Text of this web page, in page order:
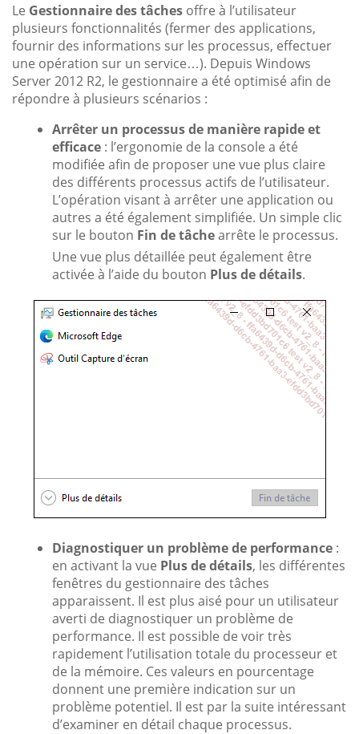
Le Gestionnaire des tâches offre à l’utilisateur
plusieurs fonctionnalités (fermer des applications,
fournir des informations sur les processus, effectuer
une opération sur un service…). Depuis Windows
Server 2012 R2, le gestionnaire a été optimisé afin de
répondre à plusieurs scénarios :
Arrêter un processus de manière rapide et
efficace : l’ergonomie de la console a été
modifiée afin de proposer une vue plus claire
des différents processus actifs de l’utilisateur.
L’opération visant à arrêter une application ou
autres a été également simplifiée. Un simple clic
sur le bouton Fin de tâchearrête le processus.
Une vue plus détaillée peut également être
activée à l’aide du bouton Plus de détails.
Diagnostiquer un problème de performance :
en activant la vue Plus de détails, les différentes
fenêtres du gestionnaire des tâches
apparaissent. Il est plus aisé pour un utilisateur
averti de diagnostiquer un problème de
performance. Il est possible de voir très
rapidement l’utilisation totale du processeur et
de la mémoire. Ces valeurs en pourcentage
donnent une première indication sur un
problème potentiel. Il est par la suite intéressant
d’examiner en détail chaque processus.